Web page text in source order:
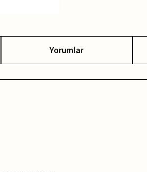
Yorumlar